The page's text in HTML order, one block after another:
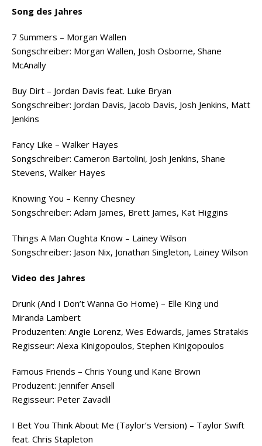
Song des Jahres
7 Summers – Morgan Wallen
Songschreiber: Morgan Wallen, Josh Osborne, Shane
McAnally
Buy Dirt – Jordan Davis feat. Luke Bryan
Songschreiber: Jordan Davis, Jacob Davis, Josh Jenkins, Matt
Jenkins
Fancy Like – Walker Hayes
Songschreiber: Cameron Bartolini, Josh Jenkins, Shane
Stevens, Walker Hayes
Knowing You – Kenny Chesney
Songschreiber: Adam James, Brett James, Kat Higgins
Things A Man Oughta Know – Lainey Wilson
Songschreiber: Jason Nix, Jonathan Singleton, Lainey Wilson
Video des Jahres
Drunk (And I Don’t Wanna Go Home) – Elle King und
Miranda Lambert
Produzenten: Angie Lorenz, Wes Edwards, James Stratakis
Regisseur: Alexa Kinigopoulos, Stephen Kinigopoulos
Famous Friends – Chris Young und Kane Brown
Produzent: Jennifer Ansell
Regisseur: Peter Zavadil
I Bet You Think About Me (Taylor’s Version) – Taylor Swift
feat. Chris Stapleton